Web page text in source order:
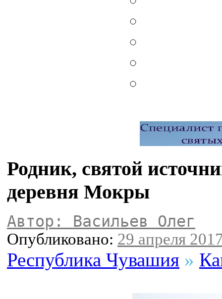
Родник, святой
деревня Мокры
Автор: Васильев Олег
Опубликовано: 29 апреля
Республика Чувашия »